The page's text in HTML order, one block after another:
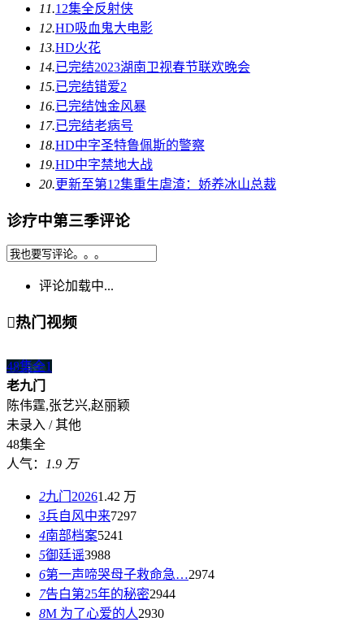
11.12集全反射侠
12.HD吸血鬼大电影
13.HD火花
14.已完结2023湖南卫视春节联欢晚会
15.已完结错爱2
16.已完结蚀金风暴
17.已完结老病号
18.HD中字圣特鲁佩斯的警察
19.HD中字禁地大战
20.更新至第12集重生虐渣：娇养冰山总裁
诊疗中第三季评论
评论加载中...
热门视频
48集全1
老九门
陈伟霆,张艺兴,赵丽颖
未录入 / 其他
48集全
人气：
1.9 万
2九门20261.42 万
3兵自风中来7297
4南部档案5241
5御廷谣3988
6第一声啼哭母子救命急…2974
7告白第25年的秘密2944
8M 为了心爱的人2930